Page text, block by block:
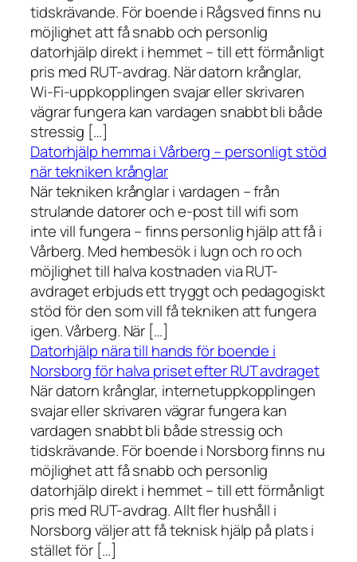
tidskrävande. För boende i Rågsved finns nu
möjlighet att få snabb och personlig
datorhjälp direkt i hemmet – till ett förmånligt
pris med RUT-avdrag. När datorn krånglar,
Wi-Fi-uppkopplingen svajar eller skrivaren
vägrar fungera kan vardagen snabbt bli både
stressig […]
Datorhjälp hemma i Vårberg – personligt stöd
när tekniken krånglar
När tekniken krånglar i vardagen – från
strulande datorer och e-post till wifi som
inte vill fungera – finns personlig hjälp att få i
Vårberg. Med hembesök i lugn och ro och
möjlighet till halva kostnaden via RUT-
avdraget erbjuds ett tryggt och pedagogiskt
stöd för den som vill få tekniken att fungera
igen. Vårberg. När […]
Datorhjälp nära till hands för boende i
Norsborg för halva priset efter RUT avdraget
När datorn krånglar, internetuppkopplingen
svajar eller skrivaren vägrar fungera kan
vardagen snabbt bli både stressig och
tidskrävande. För boende i Norsborg finns nu
möjlighet att få snabb och personlig
datorhjälp direkt i hemmet – till ett förmånligt
pris med RUT-avdrag. Allt fler hushåll i
Norsborg väljer att få teknisk hjälp på plats i
stället för […]